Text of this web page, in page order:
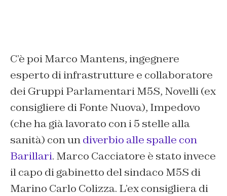
C’è poi Marco Mantens, ingegnere
esperto di infrastrutture e collaboratore
dei Gruppi Parlamentari M5S, Novelli (ex
consigliere di Fonte Nuova), Impedovo
(che ha già lavorato con i 5 stelle alla
sanità) con undiverbio alle spalle con
Barillari. Marco Cacciatore è stato invece
il capo di gabinetto del sindaco M5S di
Marino Carlo Colizza. L’ex consigliera di